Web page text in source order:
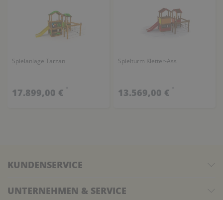
Spielanlage Tarzan
17.899,00 € *
Spielturm Kletter-Ass
13.569,00 € *
KUNDENSERVICE
UNTERNEHMEN & SERVICE